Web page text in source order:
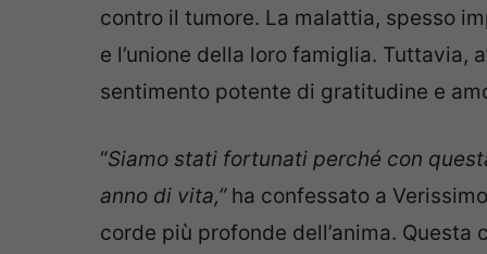
contro il tumore. La malattia, spesso
e l’unione della loro famiglia. Tuttavia,
sentimento potente di gratitudine e
“Siamo stati fortunati perché con
anno di vita,”ha confessato a
corde più profonde dell’anima.